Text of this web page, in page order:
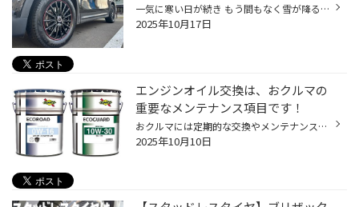
一気に寒い日が続き もう間もなく雪が降るとか降らないとか… 冬タイヤのご準備はお早めに！ 輸入車のホイールも数多くご用意してます♪ ただし、商品はお取り寄せになりますので 早めのご相談をお願いいたします 〇メルセデスベンツ/GLB ・ブリヂストン ブリザック VRX3 235/55R18 装着 〇ボルボ/V90...
2025年10月17日
エンジンオイル交換は、おクルマの
重要なメンテナンス項目です！
おクルマには定期的な交換やメンテナンスが必要なものが多くあります。 その中でも今回は「エンジンオイル交換」についてご紹介します。 「エンジンオイルの役割ってなに？」 エンジンオイルは、エンジン内部をスムーズに動かすための潤滑や保護の役割、 エンジン内で燃焼してでた焦げや汚れを洗浄...
2025年10月10日